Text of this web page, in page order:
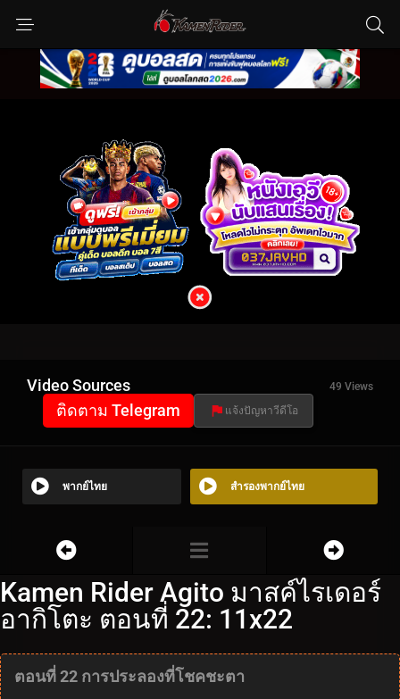
Video Sources 49 Views
ติดตาม Telegram แจ้งปัญหาวีดีโอ
พากย์ไทย สำรองพากย์ไทย
Kamen Rider Agito มาสค์ไรเดอร์
อากิโตะ ตอนที่ 22: 11x22
ตอนที่ 22 การประลองที่โชคชะตา